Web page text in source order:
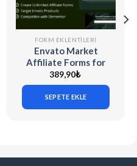
FORM EKLENTILERI
Envato Market
Affiliate Forms for
Elementor v1.0.0
389,90₺
SEPETE EKLE